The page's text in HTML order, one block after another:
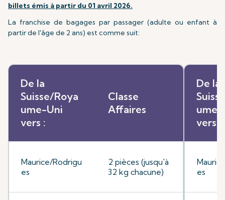
billets émis à partir du 01 avril 2026.
La franchise de bagages par passager (adulte ou enfant à
partir de l'âge de 2 ans) est comme suit:
De la
Suisse/Roya
ume-Uni
vers :
Classe
Affaires
Maurice/Rodrigu
es
2 pièces (jusqu'à
32 kg chacune)
De la
ume-
vers :
es